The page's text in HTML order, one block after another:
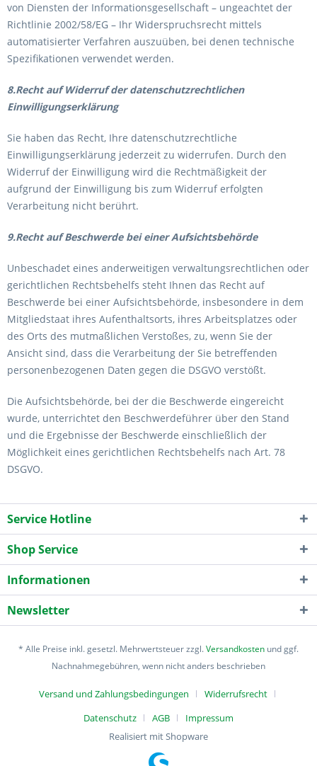
von Diensten der Informationsgesellschaft – ungeachtet der
Richtlinie 2002/58/EG – Ihr Widerspruchsrecht mittels
automatisierter Verfahren auszuüben, bei denen technische
Spezifikationen verwendet werden.
8.Recht auf Widerruf der datenschutzrechtlichen
Einwilligungserklärung
Sie haben das Recht, Ihre datenschutzrechtliche
Einwilligungserklärung jederzeit zu widerrufen. Durch den
Widerruf der Einwilligung wird die Rechtmäßigkeit der
aufgrund der Einwilligung bis zum Widerruf erfolgten
Verarbeitung nicht berührt.
9.Recht auf Beschwerde bei einer Aufsichtsbehörde
Unbeschadet eines anderweitigen verwaltungsrechtlichen oder
gerichtlichen Rechtsbehelfs steht Ihnen das Recht auf
Beschwerde bei einer Aufsichtsbehörde, insbesondere in dem
Mitgliedstaat ihres Aufenthaltsorts, ihres Arbeitsplatzes oder
des Orts des mutmaßlichen Verstoßes, zu, wenn Sie der
Ansicht sind, dass die Verarbeitung der Sie betreffenden
personenbezogenen Daten gegen die DSGVO verstößt.
Die Aufsichtsbehörde, bei der die Beschwerde eingereicht
wurde, unterrichtet den Beschwerdeführer über den Stand
und die Ergebnisse der Beschwerde einschließlich der
Möglichkeit eines gerichtlichen Rechtsbehelfs nach Art. 78
DSGVO.
Service Hotline
Shop Service
Informationen
Newsletter
* Alle Preise inkl. gesetzl. Mehrwertsteuer zzgl.Versandkosten und ggf.
Nachnahmegebühren, wenn nicht anders beschrieben
Versand und Zahlungsbedingungen
Widerrufsrecht
Datenschutz
AGB
Impressum
Realisiert mit Shopware